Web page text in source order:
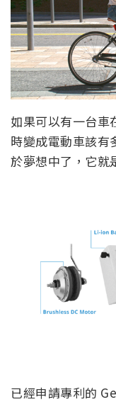
如果可以有一台車
時變成電動車該有
於夢想中了，它
已經申請專利的